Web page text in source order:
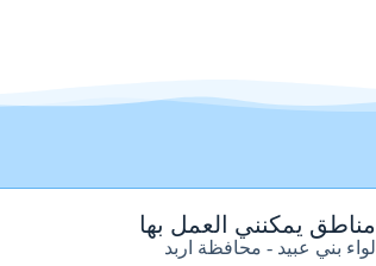
مناطق يمكنني العمل بها
لواء بني عبيد - محافظة اربد